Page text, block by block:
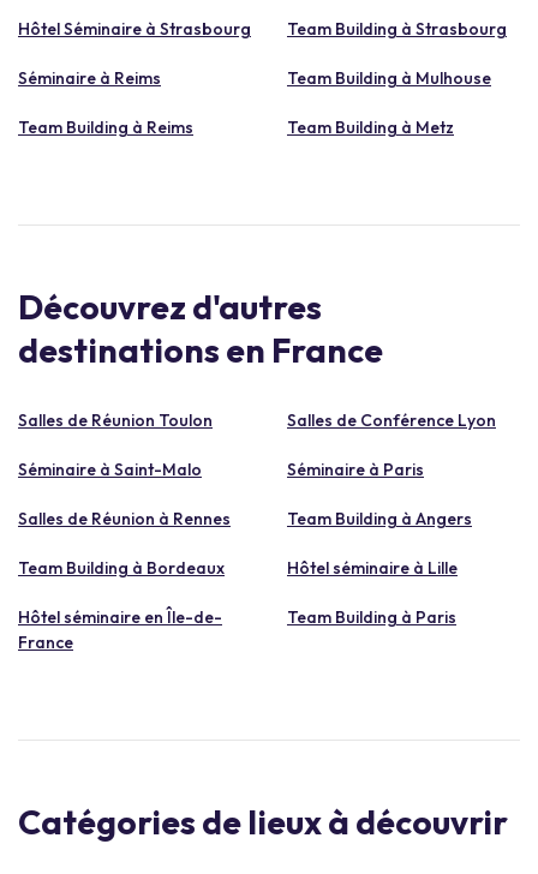
Hôtel Séminaire à Strasbourg Team Building à Strasbourg
Séminaire à Reims Team Building à Mulhouse
Team Building à Reims Team Building à Metz
Découvrez d'autres
destinations en France
Salles de Réunion Toulon Salles de Conférence Lyon
Séminaire à Saint-Malo Séminaire à Paris
Salles de Réunion à Rennes Team Building à Angers
Team Building à Bordeaux Hôtel séminaire à Lille
Hôtel séminaire en Île-de-
France
Team Building à Paris
Catégories de lieux à découvrir